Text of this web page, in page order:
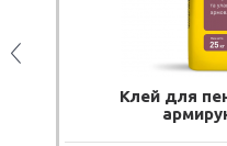
Клей для